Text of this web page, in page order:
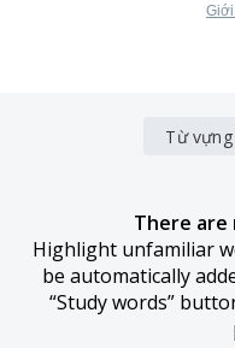
Từ vựng
There are
Highlight unfamiliar
be automatically
“Study words”